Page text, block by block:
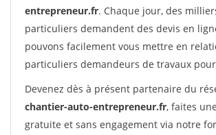
entrepreneur.fr. Chaque jour, des
particuliers demandent des devis en
pouvons facilement vous mettre en
particuliers demandeurs de travaux
Devenez dès à présent partenaire du
chantier-auto-entrepreneur.fr, faites
gratuite et sans engagement via notre